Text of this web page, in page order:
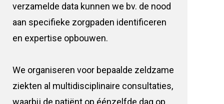
verzamelde data kunnen we bv. de nood
aan specifieke zorgpaden identificeren
en expertise opbouwen.
We organiseren voor bepaalde zeldzame
ziekten al multidisciplinaire consultaties,
waarbij de patiënt op éénzelfde dag op